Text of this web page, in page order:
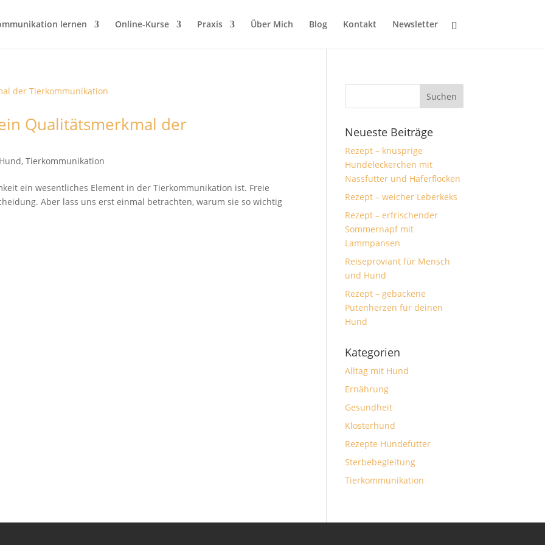
lernen Online-Kurse Praxis Über Mich Blog Kontakt Newsletter
Qualitätsmerkmal der
,Tierkommunikation
ein wesentliches Element in der Tierkommunikation ist. Freie
Aber lass uns erst einmal betrachten, warum sie so wichtig
Neueste Beiträge
Rezept – knusprige
Hundeleckerchen mit
Nassfutter und Haferflocken
Rezept – weicher Leberkeks
Rezept – erfrischender
Sommernapf mit
Lammpansen
Reiseproviant für Mensch
und Hund
Rezept – gebackene
Putenherzen für deinen
Hund
Kategorien
Alltag mit Hund
Ernährung
Gesundheit
Klosterhund
Rezepte Hundefutter
Sterbebegleitung
Tierkommunikation